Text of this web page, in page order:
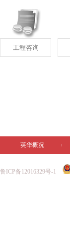
工程咨询
英华概况
鲁ICP备12016329号-1